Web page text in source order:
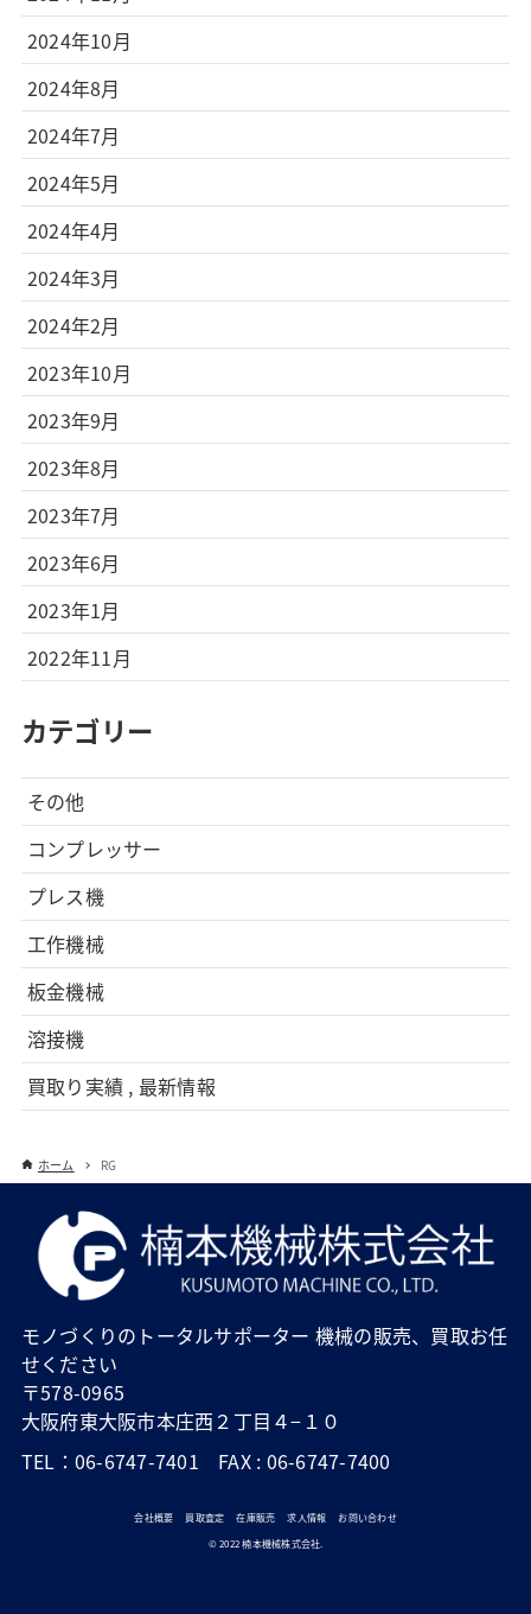
2024年10月
2024年8月
2024年7月
2024年5月
2024年4月
2024年3月
2024年2月
2023年10月
2023年9月
2023年8月
2023年7月
2023年6月
2023年1月
2022年11月
カテゴリー
その他
コンプレッサー
プレス機
工作機械
板金機械
溶接機
買取り実績 , 最新情報
ホーム RG
モノづくりのトータルサポーター 機械の販売、買取お任
せください
〒578-0965
大阪府東大阪市本庄西２丁目４−１０
TEL：06-6747-7401 FAX : 06-6747-7400
会社概要 買取査定 在庫販売 求人情報
お問い合わせ
© 2022 楠本機械株式会社.